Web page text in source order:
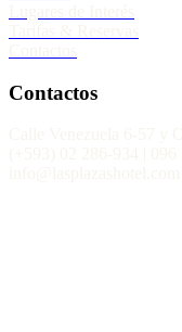
Contactos